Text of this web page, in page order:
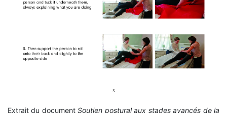
Extrait du documentSoutien postural aux stades avancés de la